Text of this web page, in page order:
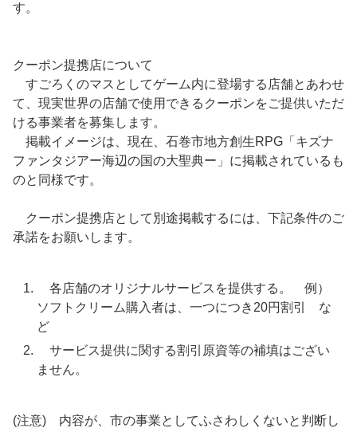
す。
クーポン提携店について
すごろくのマスとしてゲーム内に登場する店舗とあわせ
て、現実世界の店舗で使用できるクーポンをご提供いただ
ける事業者を募集します。
掲載イメージは、現在、石巻市地方創生RPG「キズナ
ファンタジアー海辺の国の大聖典ー」に掲載されているも
のと同様です。
クーポン提携店として別途掲載するには、下記条件のご
承諾をお願いします。
各店舗のオリジナルサービスを提供する。 例）
ソフトクリーム購入者は、一つにつき20円割引 な
ど
サービス提供に関する割引原資等の補填はござい
ません。
(注意) 内容が、市の事業としてふさわしくないと判断し